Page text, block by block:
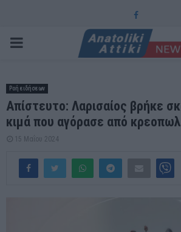
Facebook
PRIMARY
Ροή ειδήσεων
Απίστευτο: Λαρισαίος βρήκε
κιμά που αγόρασε από
15 Μαΐου 2024